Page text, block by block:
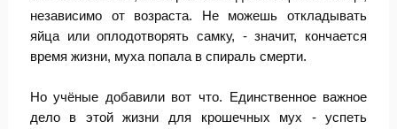
независимо от возраста. Не можешь откладывать
яйца или оплодотворять самку, - значит, кончается
время жизни, муха попала в спираль смерти.
Но учёные добавили вот что. Единственное важное
дело в этой жизни для крошечных мух - успеть